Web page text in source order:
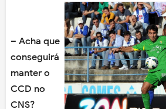
– Acha que
conseguirá
manter o
CCD no
CNS?